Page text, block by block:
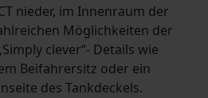
nieder, im Innenraum der
Möglichkeiten der
clever“- Details wie
Beifahrersitz oder ein
des Tankdeckels.